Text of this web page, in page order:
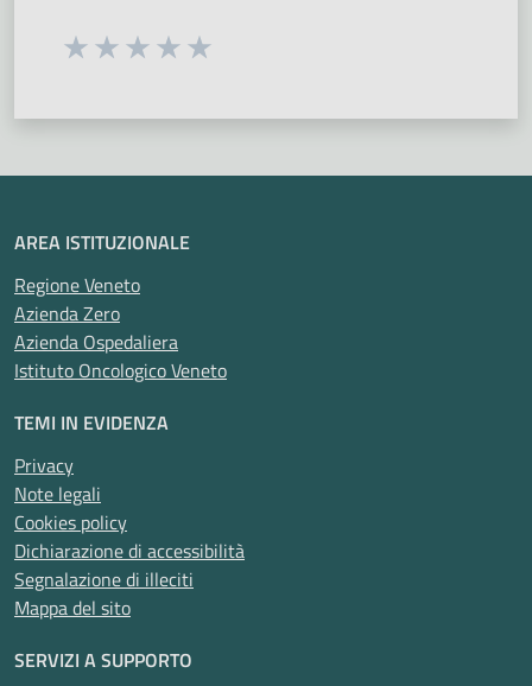
Seleziona una valutazione da 1 a 5 stelle
AREA ISTITUZIONALE
Regione Veneto
Azienda Zero
Azienda Ospedaliera
Istituto Oncologico Veneto
TEMI IN EVIDENZA
Privacy
Note legali
Cookies policy
Dichiarazione di accessibilità
Segnalazione di illeciti
Mappa del sito
SERVIZI A SUPPORTO